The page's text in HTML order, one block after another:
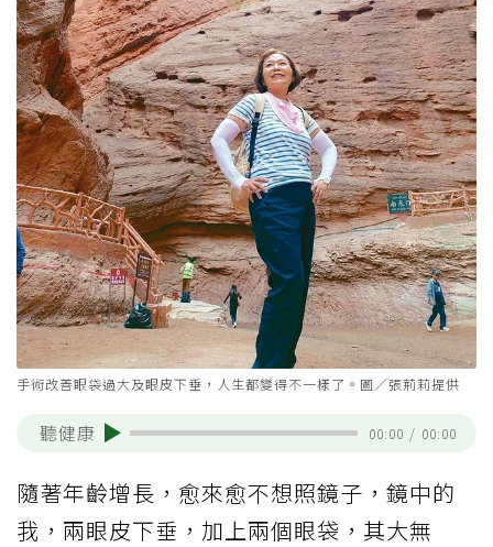
手術改善眼袋過大及眼皮下垂，人生都變得不一樣了。圖／張荊莉提供
聽健康 00:00 / 00:00
隨著年齡增長，愈來愈不想照鏡子，鏡中的
我，兩眼皮下垂，加上兩個眼袋，其大無